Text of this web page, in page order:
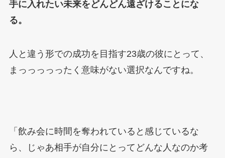
手に入れたい未来をどんどん遠ざけることにな
る。
人と違う形での成功を目指す23歳の彼にとって、
まっっっっったく意味がない選択なんですね。
「飲み会に時間を奪われていると感じているな
ら、じゃあ相手が自分にとってどんな人なのか考